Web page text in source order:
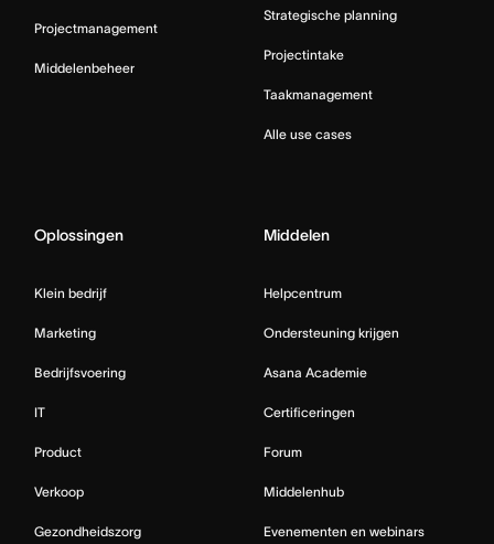
Projectmanagement
Middelenbeheer
Strategische planning
Projectintake
Taakmanagement
Alle use cases
Oplossingen
Klein bedrijf
Marketing
Bedrijfsvoering
IT
Product
Verkoop
Gezondheidszorg
Middelen
Helpcentrum
Ondersteuning krijgen
Asana Academie
Certificeringen
Forum
Middelenhub
Evenementen en webinars